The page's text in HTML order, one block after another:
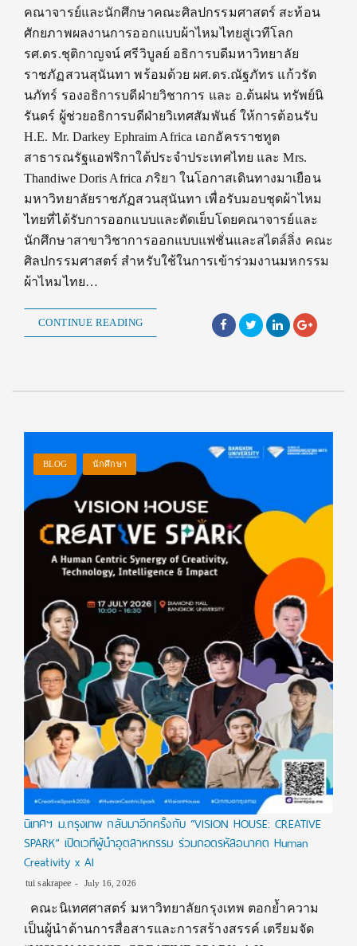
คณาจารย์และนักศึกษาคณะศิลปกรรมศาสตร์ สะท้อน
ศักยภาพผลงานการออกแบบผ้าไหมไทยสู่เวทีโลก
รศ.ดร.ชุติกาญจน์ ศรีวิบูลย์ อธิการบดีมหาวิทยาลัย
ราชภัฏสวนสุนันทา พร้อมด้วย ผศ.ดร.ณัฐภัทร แก้วรัต
นภัทร์ รองอธิการบดีฝ่ายวิชาการ และ อ.ต้นฝน ทรัพย์นิ
รันดร์ ผู้ช่วยอธิการบดีฝ่ายวิเทศสัมพันธ์ ให้การต้อนรับ
H.E. Mr. Darkey Ephraim Africa เอกอัครราชทูต
สาธารณรัฐแอฟริกาใต้ประจำประเทศไทย และ Mrs.
Thandiwe Doris Africa ภริยา ในโอกาสเดินทางมาเยือน
มหาวิทยาลัยราชภัฏสวนสุนันทา เพื่อรับมอบชุดผ้าไหม
ไทยที่ได้รับการออกแบบและตัดเย็บโดยคณาจารย์และ
นักศึกษาสาขาวิชาการออกแบบแฟชั่นและสไตล์ลิ่ง คณะ
ศิลปกรรมศาสตร์ สำหรับใช้ในการเข้าร่วมงานมหกรรม
ผ้าไหมไทย…
CONTINUE READING
BLOG นักศึกษา
นิเทศฯ ม.กรุงเทพ กลับมาอีกครั้งกับ “VISION HOUSE: CREATIVE
SPARK” เปิดเวทีผู้นำอุตสาหกรรม ร่วมถอดรหัสอนาคต Human
Creativity x AI
tui sakrapee July 16, 2026
คณะนิเทศศาสตร์ มหาวิทยาลัยกรุงเทพ ตอกย้ำความ
เป็นผู้นำด้านการสื่อสารและการสร้างสรรค์ เตรียมจัด